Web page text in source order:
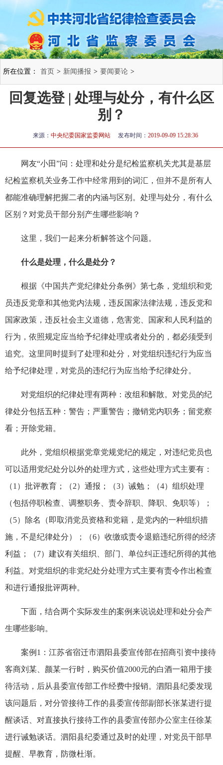
所在位置： 首页 > 新闻播报 > 要闻要论 >
回复选登 | 处理与处分，有什么区
别？
来源： 中央纪委国家监委网站 发布时间： 2019-09-09 15:28:36
网友“小田”问：处理和处分是纪检监察机关尤其是基层
纪检监察机关业务工作中经常用到的词汇，但并不是所有人
都能准确理解把握二者的内涵与区别。处理与处分，有什么
区别？对党员干部分别产生哪些影响？
这里，我们一起来分析解答这个问题。
什么是处理，什么是处分？
根据《中国共产党纪律处分条例》第七条，党组织和党
员违反党章和其他党内法规，违反国家法律法规，违反党和
国家政策，违反社会主义道德，危害党、国家和人民利益的
行为，依照规定应当给予纪律处理或者处分的，都必须受到
追究。这里同时提到了处理和处分，对党组织违纪行为应当
给予纪律处理，对党员的违纪行为应当给予纪律处分。
对党组织的纪律处理有两种：改组和解散。对党员的纪
律处分包括五种：警告；严重警告；撤销党内职务；留党察
看；开除党籍。
此外，党组织根据党章党规党纪的规定，对违纪党员也
可以适用党纪处分以外的处理方式，这些处理方式主要有：
（1）批评教育；（2）通报；（3）诫勉；（4）组织处理
（包括停职检查、调整职务、责令辞职、降职、免职等）；
（5）除名（即取消党员资格和党籍，是党内的一种组织措
施，不是纪律处分）；（6）收缴或责令退赔违纪所得的经济
利益；（7）建议有关组织、部门、单位纠正违纪所得的其他
利益。对党组织的非党纪处分处理方式主要有责令作出检查
和进行通报批评两种。
下面，结合两个实际发生的案例来说说处理和处分会产
生哪些影响。
案例1：江苏省宿迁市泗阳县委宣传部在招商引资中接待
客商刘某、颜某一行时，购买价值2000元的白酒一箱用于接
待活动，后从县委宣传部工作经费中报销。泗阳县纪委发现
该问题后，对分管接待工作的县委宣传部副部长张某进行提
醒谈话、对直接执行接待工作的县委宣传部办公室主任徐某
进行诫勉谈话。泗阳县纪委通过及时的处理，对党员干部早
提醒、早教育，防微杜渐。